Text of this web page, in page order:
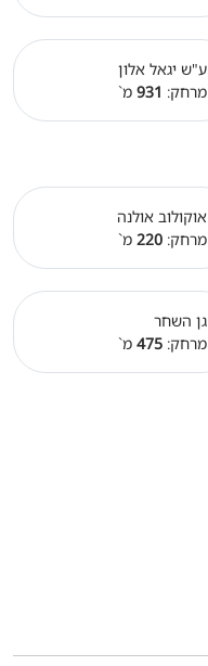
ע"ש יגאל אלון
מרחק: 931 מ`
אוקולוב אולנה
מרחק: 220 מ`
גן השחר
מרחק: 475 מ`